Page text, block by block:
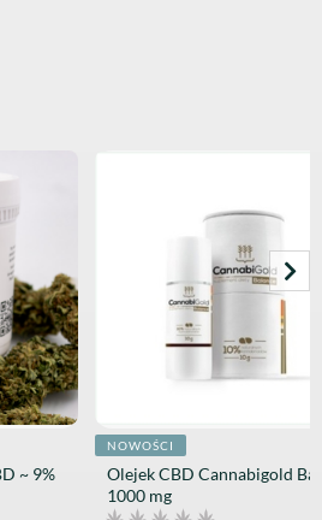
~ 9%
NOWOŚCI
Olejek CBD Cannabigold
1000 mg